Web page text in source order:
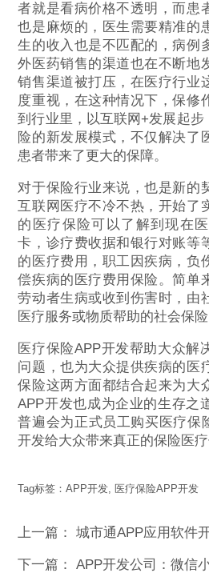
者就是看病价格不透明，而患
也是麻烦的，医生需要精准的
生的收入也是不匹配的，病例
外医药销售的渠道也在不断地
销售渠道被打压，在医疗行业
度重视，在这种情况下，保修
到行业里，以互联网+发展起
险的新发展模式，不仅解决了
患者带来了更大的保障。
对于保险行业来说，也是新的
互联网医疗不冷不热，开始了
的医疗保险可以了解到现在
卡，诊疗费收据和银行对账等
的医疗费用，职工因疾病，负
偿疾病的医疗费用保险。简单
劳动者生病或收到伤害时，由
医疗服务或物质帮助的社会保险
医疗保险APP开发帮助大众解
问题，也为大众提供疾病的医
保险这两方面都结合起来为大
APP开发也成为企业的生存之
普遍会为正式员工购买医疗保
开发给大众带来真正的保险医疗
Tag标签：APP开发, 医疗保险APP开发
上一篇：城市通APP应用软件
下一篇：APP开发公司：微信